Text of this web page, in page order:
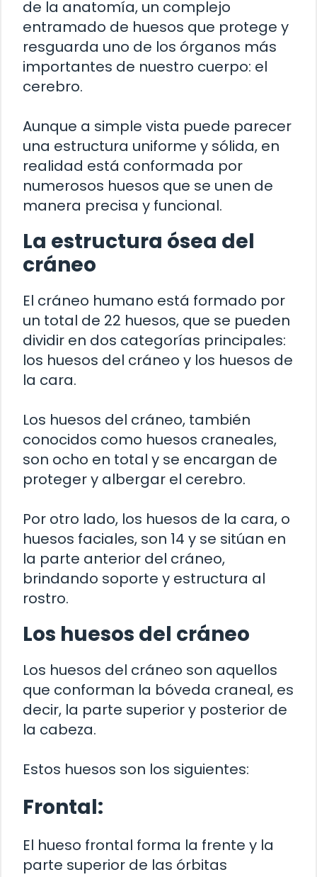
de la anatomía, un complejo
entramado de huesos que protege y
resguarda uno de los órganos más
importantes de nuestro cuerpo: el
cerebro.
Aunque a simple vista puede parecer
una estructura uniforme y sólida, en
realidad está conformada por
numerosos huesos que se unen de
manera precisa y funcional.
La estructura ósea del
cráneo
El cráneo humano está formado por
un total de 22 huesos, que se pueden
dividir en dos categorías principales:
los huesos del cráneo y los huesos de
la cara.
Los huesos del cráneo, también
conocidos como huesos craneales,
son ocho en total y se encargan de
proteger y albergar el cerebro.
Por otro lado, los huesos de la cara, o
huesos faciales, son 14 y se sitúan en
la parte anterior del cráneo,
brindando soporte y estructura al
rostro.
Los huesos del cráneo
Los huesos del cráneo son aquellos
que conforman la bóveda craneal, es
decir, la parte superior y posterior de
la cabeza.
Estos huesos son los siguientes:
Frontal:
El hueso frontal forma la frente y la
parte superior de las órbitas